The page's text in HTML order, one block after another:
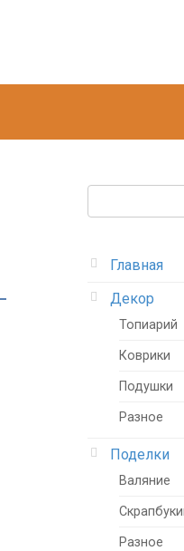
Главная
Декор
Топиарий
Коврики
Подушки
Разное
Поделки
Валяние
Разное